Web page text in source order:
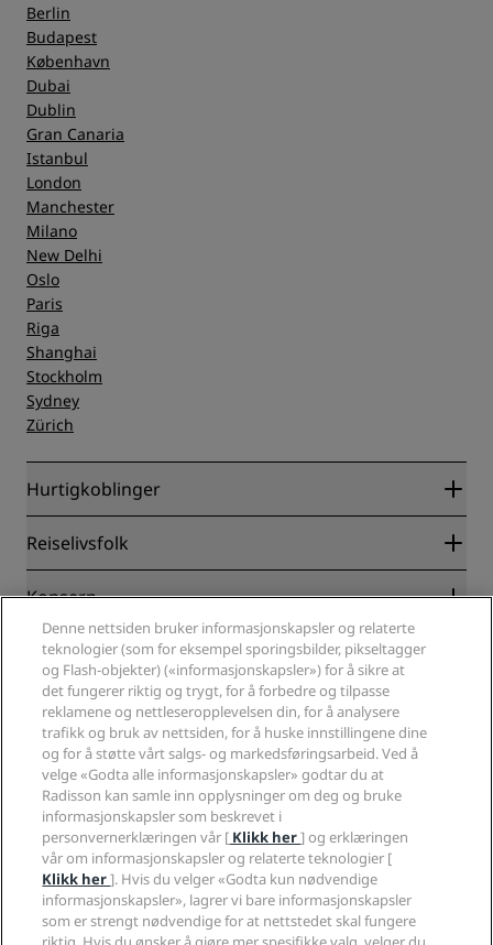
Berlin
Budapest
København
Dubai
Dublin
Gran Canaria
Istanbul
London
Manchester
Milano
New Delhi
Oslo
Paris
Riga
Shanghai
Stockholm
Sydney
Zürich
Hurtigkoblinger
Radisson Rewards
Blog
Nye hoteller og hoteller under utvikling
Radisson Hotels APP
Sportsgodkjente hoteller
Familievennlige hoteller
Helse og sikkerhet
Reiselivsfolk
Partnere
Konsern
Radisson Hotel Group
Presse
Jobb i RHG
Jobb i PPHE
Karriere EHL
The Club by RHG
Utviklingsmuligheter
Ansvarlig virksomhet
Innkjøp
Juridisk
Personvernsenter
Juridisk informasjon
Vilkår og betingelser for Radisson Rewards
Avtale om nettstedsbruk
Digital tilgjengelighet
Erklæring om moderne slaveri
Redegjørelse om våre aktsomhetsvuderinger
Hjelp
Forbrukervarsler
Kontakt
VANLIGE SPØRSMÅL
Sidekart
Sosiale medier
Radisson Hotels-merker
Denne nettsiden bruker informasjonskapsler og relaterte
teknologier (som for eksempel sporingsbilder, pikseltagger
og Flash-objekter) («informasjonskapsler») for å sikre at
det fungerer riktig og trygt, for å forbedre og tilpasse
reklamene og nettleseropplevelsen din, for å analysere
trafikk og bruk av nettsiden, for å huske innstillingene dine
og for å støtte vårt salgs- og markedsføringsarbeid. Ved å
velge «Godta alle informasjonskapsler» godtar du at
Radisson kan samle inn opplysninger om deg og bruke
informasjonskapsler som beskrevet i
personvernerklæringen vår [ Klikk her] og erklæringen
vår om informasjonskapsler og relaterte teknologier [
Klikk her]. Hvis du velger «Godta kun nødvendige
informasjonskapsler», lagrer vi bare informasjonskapsler
som er strengt nødvendige for at nettstedet skal fungere